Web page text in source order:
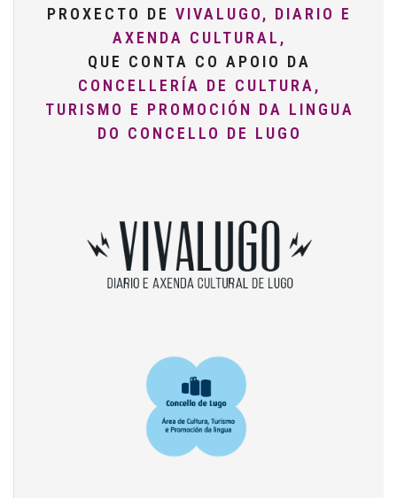
PROXECTO DE VIVALUGO, DIARIO E
AXENDA CULTURAL,
QUE CONTA CO APOIO DA
CONCELLERÍA DE CULTURA,
TURISMO E PROMOCIÓN DA LINGUA
DO CONCELLO DE LUGO